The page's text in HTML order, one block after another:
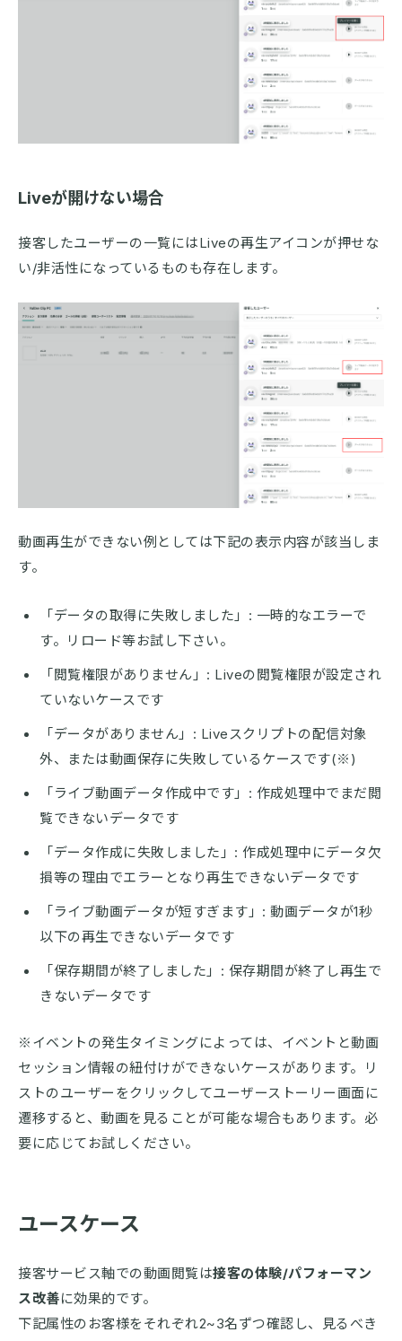
Liveが開けない場合
接客したユーザーの一覧にはLiveの再生アイコンが押せな
い/非活性になっているものも存在します。
動画再生ができない例としては下記の表示内容が該当しま
す。
「データの取得に失敗しました」: 一時的なエラーで
す。リロード等お試し下さい。
「閲覧権限がありません」: Liveの閲覧権限が設定され
ていないケースです
「データがありません」: Liveスクリプトの配信対象
外、または動画保存に失敗しているケースです(※)
「ライブ動画データ作成中です」: 作成処理中でまだ閲
覧できないデータです
「データ作成に失敗しました」: 作成処理中にデータ欠
損等の理由でエラーとなり再生できないデータです
「ライブ動画データが短すぎます」: 動画データが1秒
以下の再生できないデータです
「保存期間が終了しました」: 保存期間が終了し再生で
きないデータです
※イベントの発生タイミングによっては、イベントと動画
セッション情報の紐付けができないケースがあります。リ
ストのユーザーをクリックしてユーザーストーリー画面に
遷移すると、動画を見ることが可能な場合もあります。必
要に応じてお試しください。
ユースケース
接客サービス軸での動画閲覧は接客の体験/パフォーマン
ス改善に効果的です。
下記属性のお客様をそれぞれ2~3名ずつ確認し、見るべき